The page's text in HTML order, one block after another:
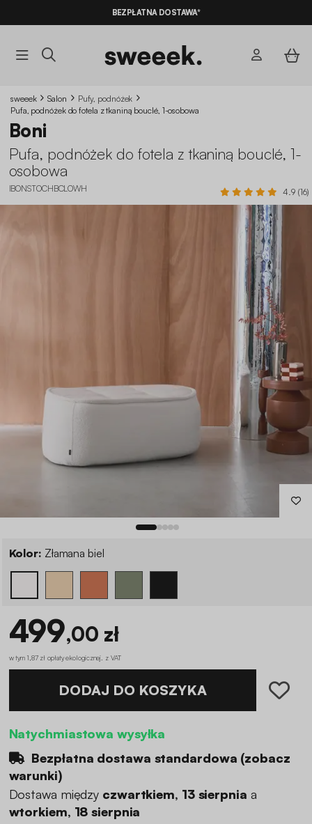
NA NASZE MEGA OFERTY Z KODEM
BEZPŁATNA DOSTAWA*
sweeek Salon
Pufy, podnóżek
Pufa, podnóżek do fotela z tkaniną bouclé, 1-osobowa
Boni
Pufa, podnóżek do fotela z tkaniną bouclé, 1-
osobowa
IBONSTOCHBCLOWH 4.9 (16)
Kolor: Złamana biel
499,00 zł
w tym 1,87 zł opłaty ekologicznej z VAT
DODAJ DO KOSZYKA
Natychmiastowa wysyłka
Bezpłatna dostawa standardowa (zobacz
warunki)
Dostawa między czwartkiem, 13 sierpnia a
wtorkiem, 18 sierpnia